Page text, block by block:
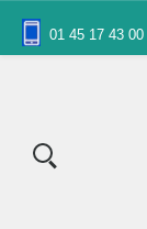
01 45 17 43 00